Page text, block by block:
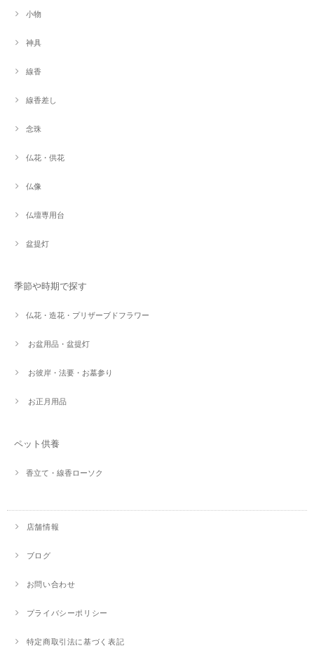
小物
神具
線香
線香差し
念珠
仏花・供花
仏像
仏壇専用台
盆提灯
季節や時期で探す
仏花・造花・プリザーブドフラワー
お盆用品・盆提灯
お彼岸・法要・お墓参り
お正月用品
ペット供養
香立て・線香ローソク
店舗情報
ブログ
お問い合わせ
プライバシーポリシー
特定商取引法に基づく表記